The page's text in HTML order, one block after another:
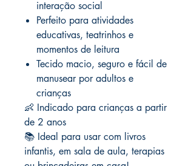
interação social
Perfeito para atividades
educativas, teatrinhos e
momentos de leitura
Tecido macio, seguro e fácil de
manusear por adultos e
crianças
👶 Indicado para crianças a partir
de 2 anos
📚 Ideal para usar com livros
infantis, em sala de aula, terapias